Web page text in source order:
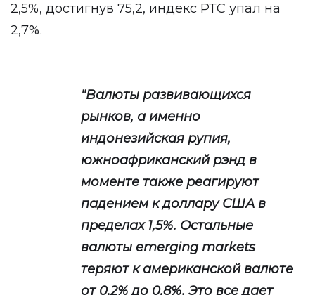
2,5%, достигнув 75,2, индекс РТС упал на
2,7%.
"Валюты развивающихся
рынков, а именно
индонезийская рупия,
южноафриканский рэнд в
моменте также реагируют
падением к доллару США в
пределах 1,5%. Остальные
валюты emerging markets
теряют к американской валюте
от 0,2% до 0,8%. Это все дает